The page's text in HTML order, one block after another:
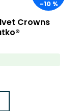
–10 %
Crowns